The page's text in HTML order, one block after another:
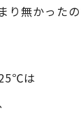
無かったの
は